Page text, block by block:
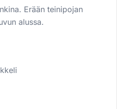
Erään teinipojan
alussa.